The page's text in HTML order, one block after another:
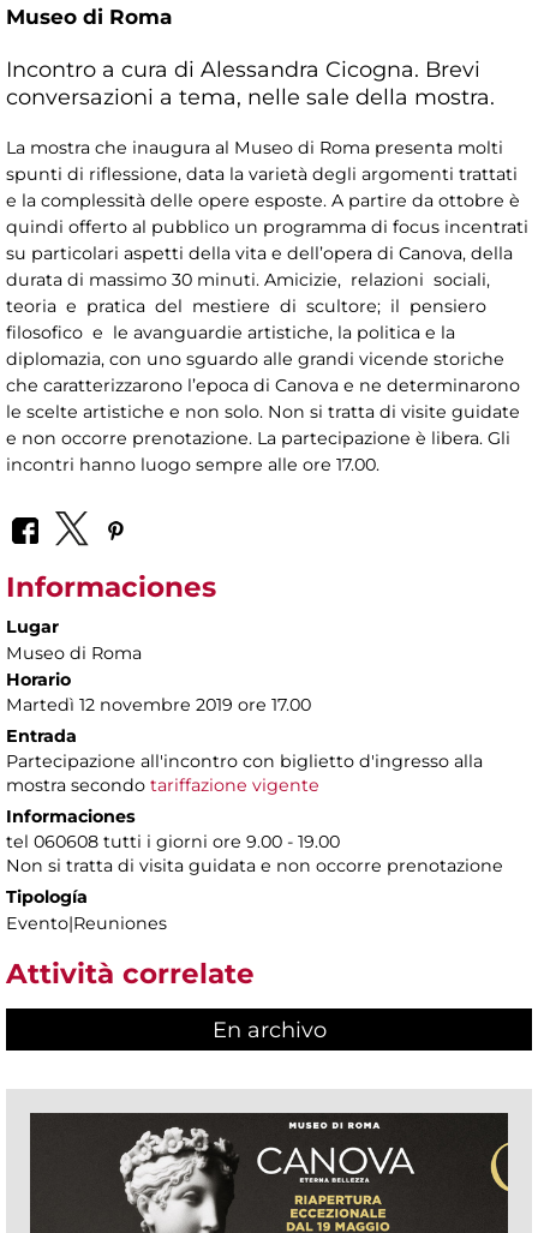
Museo di Roma
Incontro a cura di Alessandra Cicogna. Brevi
conversazioni a tema, nelle sale della mostra.
La mostra che inaugura al Museo di Roma presenta molti
spunti di riflessione, data la varietà degli argomenti trattati
e la complessità delle opere esposte. A partire da ottobre è
quindi offerto al pubblico un programma di focus incentrati
su particolari aspetti della vita e dell’opera di Canova, della
durata di massimo 30 minuti. Amicizie, relazioni sociali,
teoria e pratica del mestiere di scultore; il pensiero
filosofico e le avanguardie artistiche, la politica e la
diplomazia, con uno sguardo alle grandi vicende storiche
che caratterizzarono l’epoca di Canova e ne determinarono
le scelte artistiche e non solo. Non si tratta di visite guidate
e non occorre prenotazione. La partecipazione è libera. Gli
incontri hanno luogo sempre alle ore 17.00.
Informaciones
Lugar
Museo di Roma
Horario
Martedì 12 novembre 2019 ore 17.00
Entrada
Partecipazione all'incontro con biglietto d'ingresso alla
mostra secondo tariffazione vigente
Informaciones
tel 060608 tutti i giorni ore 9.00 - 19.00
Non si tratta di visita guidata e non occorre prenotazione
Tipología
Evento|Reuniones
Attività correlate
En archivo